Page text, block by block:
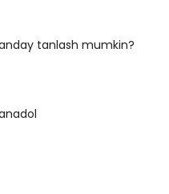
tanlash mumkin?